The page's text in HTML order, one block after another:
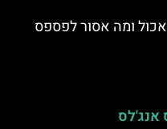
ומה אסור לפספס
אנג'לס